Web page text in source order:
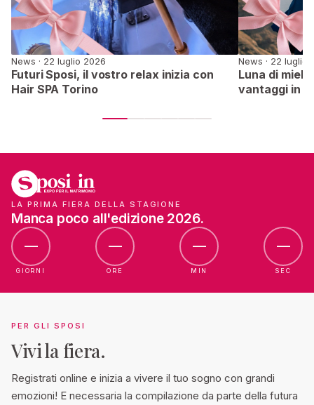
News · 22 luglio 2026
Futuri Sposi, il vostro relax inizia con
Hair SPA Torino
News · 22 luglio
Luna di
vantaggi in
LA PRIMA FIERA DELLA STAGIONE
Manca poco all'edizione 2026.
—
GIORNI
—
ORE
—
MIN
—
SEC
PER GLI SPOSI
Vivi la fiera.
Registrati online e inizia a vivere il tuo sogno con grandi
emozioni! E necessaria la compilazione da parte della futura